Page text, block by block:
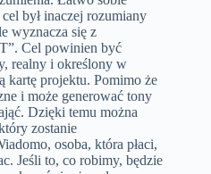
był inaczej rozumiany
wyznacza się z
Cel powinien być
realny i określony w
kartę projektu. Pomimo że
i może generować tony
Dzięki temu można
zostanie
osoba, która płaci,
Jeśli to, co robimy, będzie